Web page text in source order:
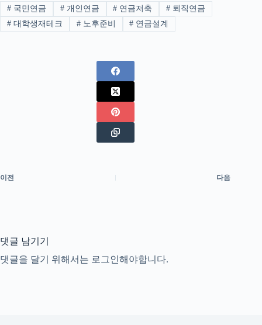
#국민연금 #개인연금 # 연금저축 # 퇴직연금
#대학생재테크 #노후준비 # 연금설계
이전 다음
댓글 남기기
댓글을 달기 위해서는 로그인해야합니다.